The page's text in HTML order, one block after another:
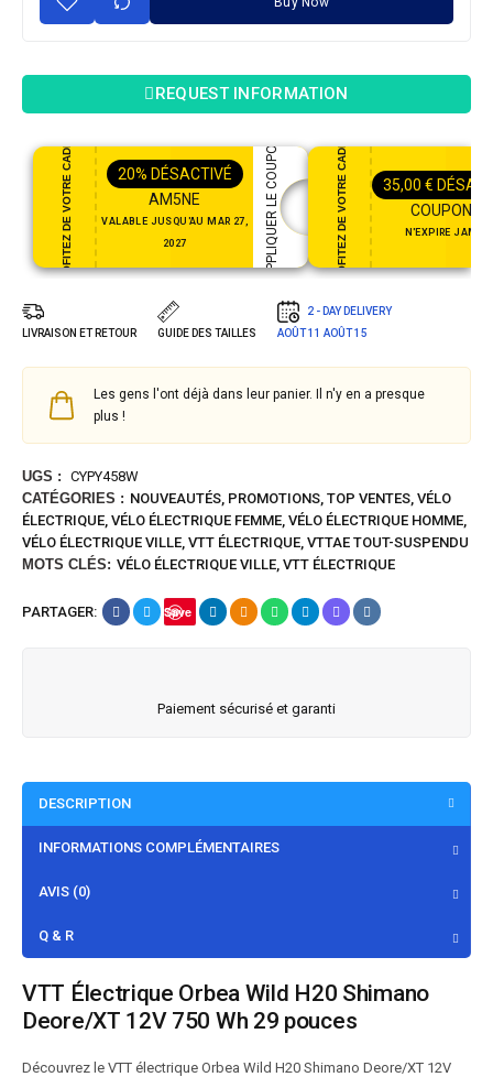
REQUEST INFORMATION
PROFITEZ DE VOTRE CADEAU 20% DÉSACTIVÉ
AM5NE
VALABLE JUSQU'AU MAR 27,
2027
APPLIQUER LE COUPON PROFITEZ DE VOTRE CADEAU 35,00 €
COUPON35
N'EXPIRE
LIVRAISON ET RETOUR GUIDE DES TAILLES
2 - DAY DELIVERY
AOÛT 11 AOÛT 15
Les gens l'ont déjà dans leur panier. Il n'y en a presque
plus !
UGS : CYPY458W
CATÉGORIES : NOUVEAUTÉS, PROMOTIONS, TOP VENTES, VÉLO
ÉLECTRIQUE, VÉLO ÉLECTRIQUE FEMME, VÉLO ÉLECTRIQUE HOMME,
VÉLO ÉLECTRIQUE VILLE, VTT ÉLECTRIQUE, VTTAE TOUT-SUSPENDU
MOTS CLÉS: VÉLO ÉLECTRIQUE VILLE, VTT ÉLECTRIQUE
PARTAGER: Save
Paiement sécurisé et garanti
DESCRIPTION
INFORMATIONS COMPLÉMENTAIRES
AVIS (0)
Q & R
VTT Électrique Orbea Wild H20 Shimano
Deore/XT 12V 750 Wh 29 pouces
Découvrez le VTT électrique Orbea Wild H20 Shimano Deore/XT 12V